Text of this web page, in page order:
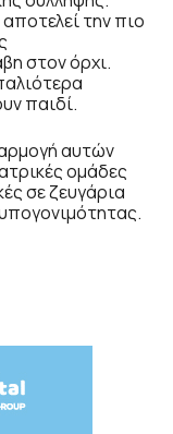
την πιο
στον όρχι.
παιδί.
αυτών
ομάδες
σε ζευγάρια